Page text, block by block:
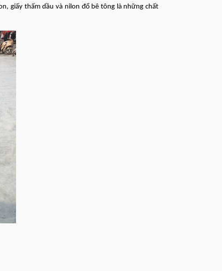
giấy thấm dầu và nilon đổ bê tông là những chất